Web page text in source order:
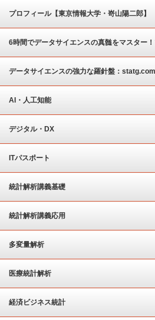
プロフィール【東京情報大学・嵜山陽二郎】
6時間でデータサイエンスの真髄をマスター
ート
データサイエンスの強力な羅針盤：statg.com
AI・人工知能
デジタル・DX
ITパスポート
統計解析講義基礎
統計解析講義応用
多変量解析
医療統計解析
経済ビジネス統計